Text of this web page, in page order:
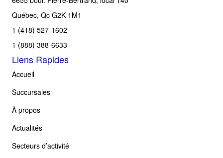
Québec, Qc G2K 1M1
1 (418) 527-1602
1 (888) 388-6633
Liens Rapides
Accueil
Succursales
À propos
Actualités
Secteurs d’activité